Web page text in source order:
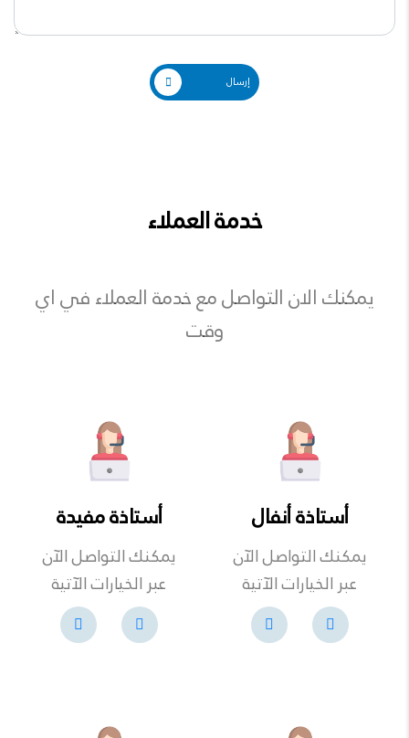
إرسال
خدمة العملاء
يمكنك الان التواصل مع خدمة العملاء في اي
وقت
أستاذة أنفال
يمكنك التواصل الآن
عبر الخيارات الآتية
أستاذة مفيدة
يمكنك التواصل الآن
عبر الخيارات الآتية